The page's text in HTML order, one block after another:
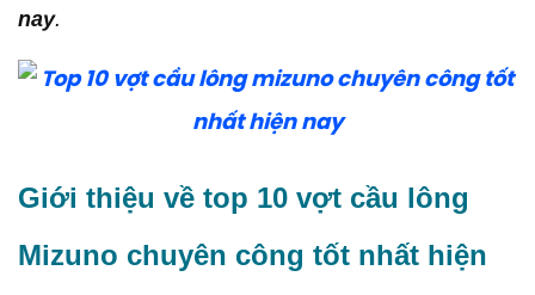
Mizuno chuyên công tốt nhất hiện nay mà
Kết luận
nay.
Giới thiệu về top 10 vợt cầu lông
Mizuno chuyên công tốt nhất hiện